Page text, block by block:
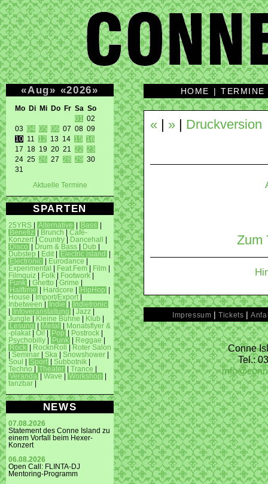
«Aug» «2026»
Mo Di Mi Do Fr Sa So
01
02
03 04 05 06
10 11 12 13 14 15
16
17 18 19 20 21 22
23
24 25 26 27 28 29 30
31
Aktuelle Termine
SPARTEN
25YRS Alternative Bass
Benefiz
Brunch
Café-
Konzert
Country Dancehall
Disco
Drum & Bass Dub
Dubstep
Edit Electric island
Electronic
Eurodance
Experimental
Feat.Fem Film
Filmquiz
Folk Footwork
Funk
Ghetto Grime
Halftime
Hardcore HipHop
House
Import/Export
Inbetween
Indie
Indietronic
Infoveranstaltung Jazz
Jungle
Kleine Bühne Klub
Lesung
Metal
Monatsflyer &
-plakat
Oi! Pop Postrock
Psychobilly
Punk Reggae
Rock
RocknRoll
Roter Salon
Seminar Ska Snowshower
Soul
Sport Subbotnik
Techno
Theater Trance
Veranda
Wave Workshop
tanzbar
NEWS
07.08.2026
Statement des Conne Island zu
einem Vorfall beim Hexer-
Konzert
06.08.2026
Open Call: FLINTA-DJ
Mentoring-Programm
HOME |TERMINE
« » Druckversion
Zum
Impressum |Tickets |
Conne
Tel.: